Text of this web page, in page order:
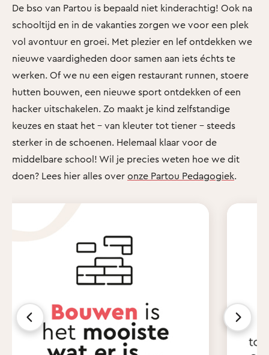
De bso van Partou is bepaald niet kinderachtig! Ook na
schooltijd en in de vakanties zorgen we voor een plek
vol avontuur en groei. Met plezier en lef ontdekken we
nieuwe vaardigheden door samen aan iets échts te
werken. Of we nu een eigen restaurant runnen, stoere
hutten bouwen, een nieuwe sport ontdekken of een
hacker uitschakelen. Zo maakt je kind zelfstandige
keuzes en staat het - van kleuter tot tiener - steeds
sterker in de schoenen. Helemaal klaar voor de
middelbare school! Wil je precies weten hoe we dit
doen? Lees hier alles over onze Partou Pedagogiek.